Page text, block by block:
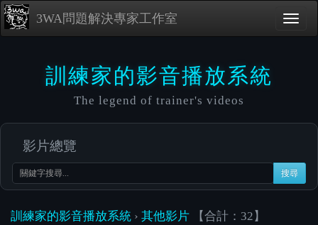
3WA問題解決專家工作室
訓練家的影音播放系統
The legend of trainer's videos
影片總覽
搜尋
訓練家的影音播放系統 › 其他影片 【合計：32】